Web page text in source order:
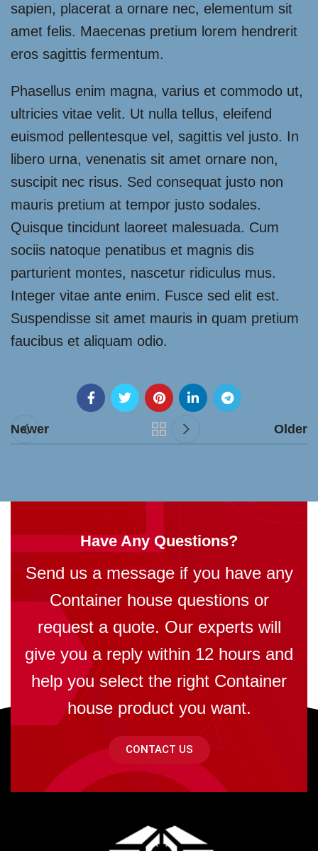
sapien, placerat a ornare nec, elementum sit
amet felis. Maecenas pretium lorem hendrerit
eros sagittis fermentum.
Phasellus enim magna, varius et commodo ut,
ultricies vitae velit. Ut nulla tellus, eleifend
euismod pellentesque vel, sagittis vel justo. In
libero urna, venenatis sit amet ornare non,
suscipit nec risus. Sed consequat justo non
mauris pretium at tempor justo sodales.
Quisque tincidunt laoreet malesuada. Cum
sociis natoque penatibus et magnis dis
parturient montes, nascetur ridiculus mus.
Integer vitae ante enim. Fusce sed elit est.
Suspendisse sit amet mauris in quam pretium
faucibus et aliquam odio.
Newer Older
Have Any Questions?
Send us a message if you have any
Container house questions or
request a quote. Our experts will
give you a reply within 12 hours and
help you select the right Container
house product you want.
CONTACT US